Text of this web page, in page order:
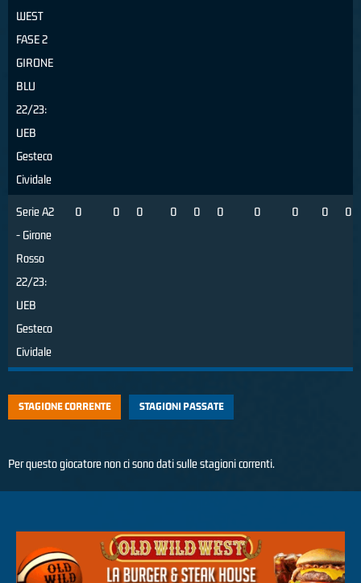
WEST
FASE 2
GIRONE
BLU
22/23:
UEB
Gesteco
Cividale
Serie A2
- Girone
Rosso
22/23:
UEB
Gesteco
Cividale
0 0 0 0 0 0 0 0 0 0
STAGIONE CORRENTE STAGIONI PASSATE
Per questo giocatore non ci sono dati sulle stagioni correnti.